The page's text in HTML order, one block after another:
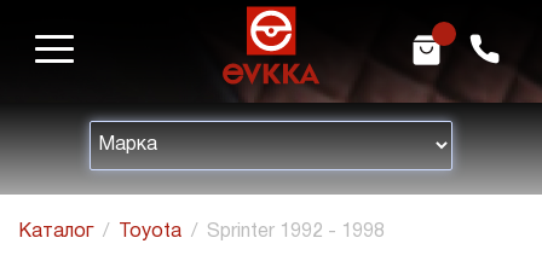
h m
Каталог Toyota Sprinter 1992 - 1998